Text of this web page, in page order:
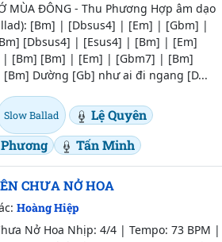
MÙA ĐÔNG - Thu Phương Hợp âm dạo
[Bm] | [Dbsus4] | [Em] | [Gbm] |
[Dbsus4] | [Esus4] | [Bm] | [Em]
| [Bm] [Bm] | [Em] | [Gbm7] | [Bm]
Dường [Gb] như ai đi ngang [D...
Slow Ballad
Lệ Quyên
Tấn Minh
CHƯA NỞ HOA
Hoàng Hiệp
Nở Hoa Nhịp: 4/4 | Tempo: 73 BPM |